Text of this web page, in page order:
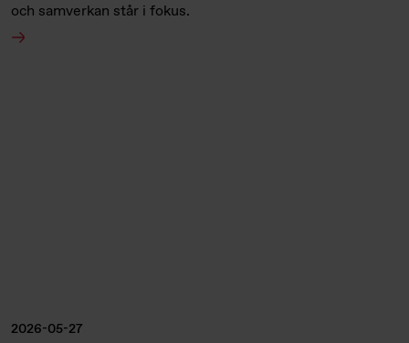
och samverkan står i fokus.
2026-05-27